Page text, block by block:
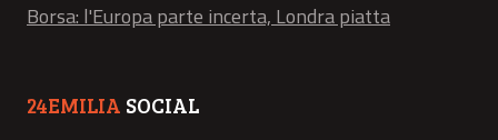
Borsa: l'Europa parte incerta, Londra piatta
24EMILIA SOCIAL